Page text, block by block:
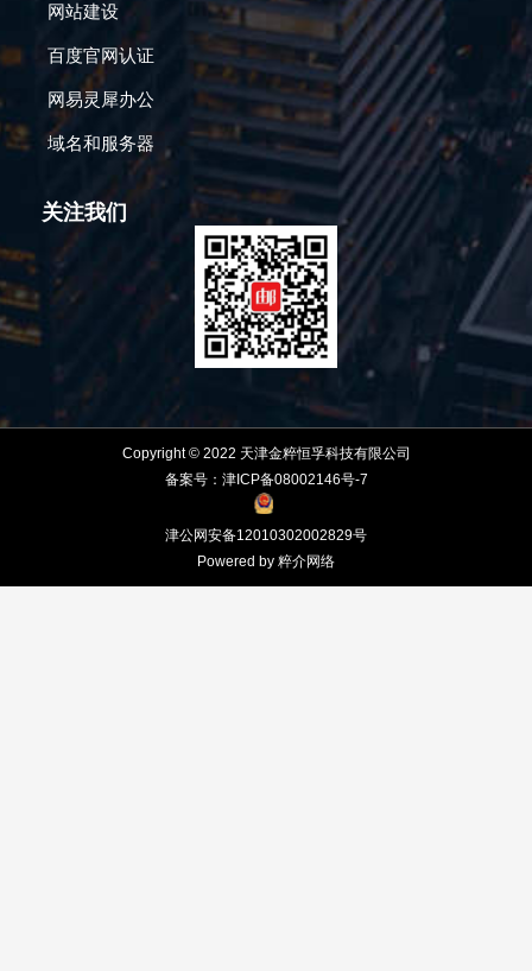
网站建设
百度官网认证
网易灵犀办公
域名和服务器
关注我们
Copyright © 2022 天津金粹恒孚科技有限公司
备案号：津ICP备08002146号-7
津公网安备12010302002829号
Powered by 粹介网络